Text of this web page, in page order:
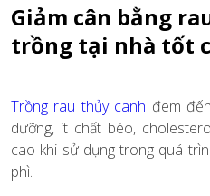
Giảm cân bằng
trồng tại nhà tốt
Trồng rau thủy canh đem
dưỡng, ít chất béo,
cao khi sử dụng trong quá
phì.